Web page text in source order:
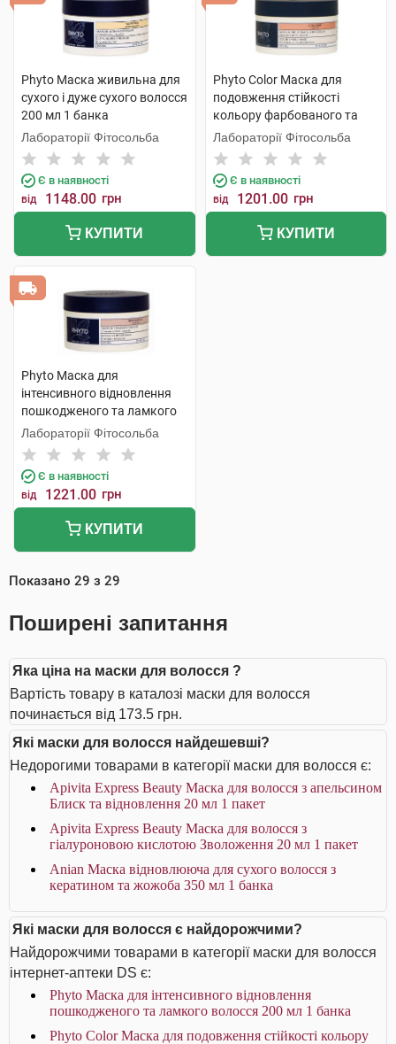
Phyto Маска живильна для
сухого і дуже сухого волосся
200 мл 1 банка
Лабораторії Фітосольба
Є в наявності
від 1148.00 грн
КУПИТИ
Phyto Color Маска для
подовження стійкості
кольору фарбованого та
мелірованого волосся 200
мл 1 банка
Лабораторії Фітосольба
Є в наявності
від 1201.00 грн
КУПИТИ
Phyto Маска для
інтенсивного відновлення
пошкодженого та ламкого
волосся 200 мл 1 банка
Лабораторії Фітосольба
Є в наявності
від 1221.00 грн
КУПИТИ
Показано 29 з 29
Поширені запитання
Яка ціна на маски для волосся ?
Вартість товару в каталозі маски для волосся
починається від 173.5 грн.
Які маски для волосся найдешевші?
Недорогими товарами в категорії маски для волосся є:
Apivita Express Beauty Маска для волосся з апельсином
Блиск та відновлення 20 мл 1 пакет
Apivita Express Beauty Маска для волосся з
гіалуроновою кислотою Зволоження 20 мл 1 пакет
Anian Маска відновлююча для сухого волосся з
кератином та жожоба 350 мл 1 банка
Які маски для волосся є найдорожчими?
Найдорожчими товарами в категорії маски для волосся
інтернет-аптеки DS є:
Phyto Маска для інтенсивного відновлення
пошкодженого та ламкого волосся 200 мл 1 банка
Phyto Color Маска для подовження стійкості кольору